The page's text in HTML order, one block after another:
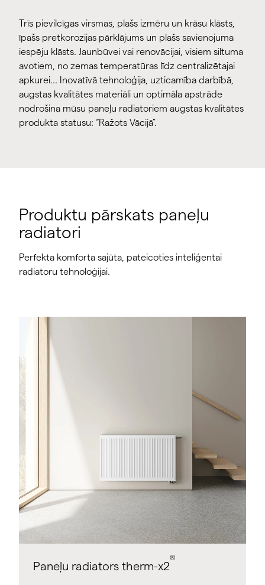
Trīs pievilcīgas virsmas, plašs izmēru un krāsu klāsts,
īpašs pretkorozijas pārklājums un plašs savienojuma
iespēju klāsts. Jaunbūvei vai renovācijai, visiem siltuma
avotiem, no zemas temperatūras līdz centralizētajai
apkurei... Inovatīvā tehnoloģija, uzticamība darbībā,
augstas kvalitātes materiāli un optimāla apstrāde
nodrošina mūsu paneļu radiatoriem augstas kvalitātes
produkta statusu: “Ražots Vācijā”.
Produktu pārskats paneļu
radiatori
Perfekta komforta sajūta, pateicoties inteliģentai
radiatoru tehnoloģijai.
Paneļu radiators therm-x2
®